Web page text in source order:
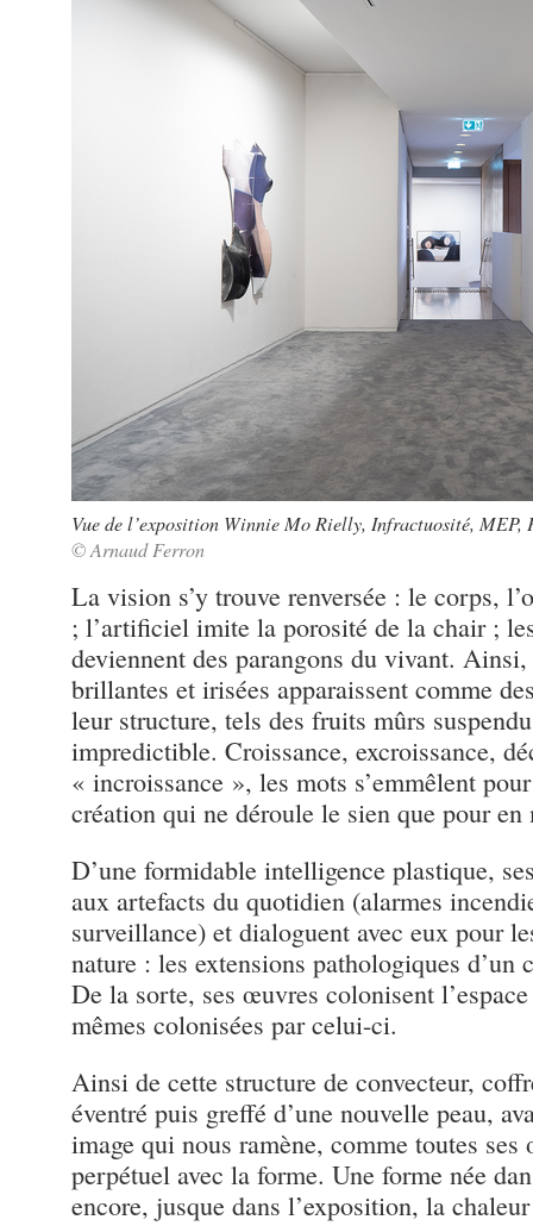
Vue de l’exposition Winnie Mo Rielly, Infractuosité, MEP,
© Arnaud Ferron
La vision s’y trouve renversée : le corps,
; l’artificiel imite la porosité de la chair ;
deviennent des parangons du vivant.
brillantes et irisées apparaissent comme
leur structure, tels des fruits mûrs
impredictible. Croissance, excroissance,
« incroissance », les mots s’emmêlent
création qui ne déroule le sien que pour
D’une formidable intelligence plastique,
aux artefacts du quotidien (alarmes
surveillance) et dialoguent avec eux pour
nature : les extensions pathologiques
De la sorte, ses œuvres colonisent
mêmes colonisées par celui-ci.
Ainsi de cette structure de convecteur,
éventré puis greffé d’une nouvelle peau,
image qui nous ramène, comme toutes
perpétuel avec la forme. Une forme née
encore, jusque dans l’exposition, la